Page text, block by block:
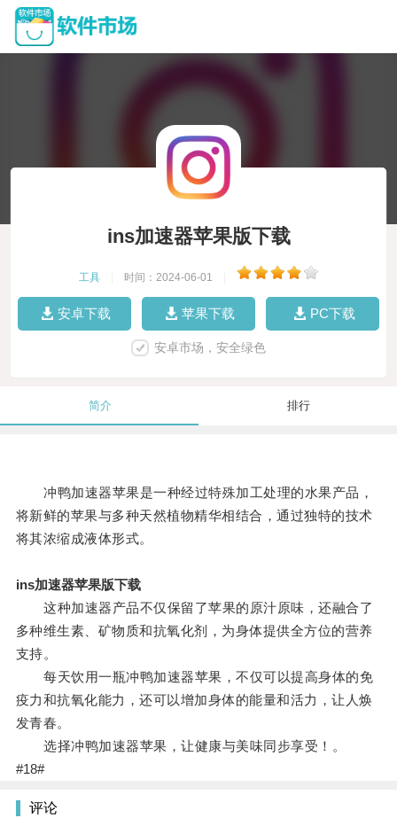
ins加速器苹果版下载
工具 时间：2024-06-01
安卓下载 苹果下载 PC下载
安卓市场，安全绿色
简介 排行
冲鸭加速器苹果是一种经过特殊加工处理的水果产品，
将新鲜的苹果与多种天然植物精华相结合，通过独特的技术
将其浓缩成液体形式。
ins加速器苹果版下载
这种加速器产品不仅保留了苹果的原汁原味，还融合了
多种维生素、矿物质和抗氧化剂，为身体提供全方位的营养
支持。
每天饮用一瓶冲鸭加速器苹果，不仅可以提高身体的免
疫力和抗氧化能力，还可以增加身体的能量和活力，让人焕
发青春。
选择冲鸭加速器苹果，让健康与美味同步享受！。
#18#
评论